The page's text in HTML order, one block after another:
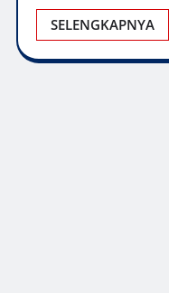
SELENGKAPNYA